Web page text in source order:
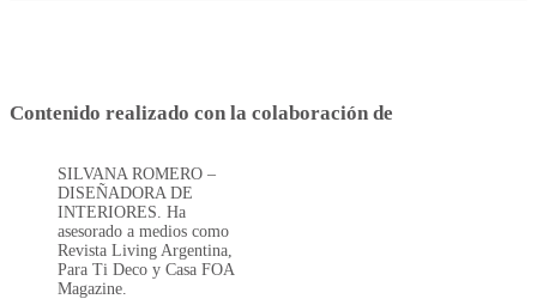
Contenido realizado con la colaboración de
SILVANA ROMERO –
DISEÑADORA DE
INTERIORES. Ha
asesorado a medios como
Revista Living Argentina,
Para Ti Deco y Casa FOA
Magazine.